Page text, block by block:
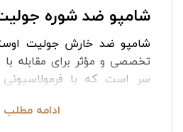
شامپو ضد شوره
شامپو ضد خارش جولیت
تخصصی و مؤثر برای مقابله
سر است که با فرمولاسیونی
انواع موها، از جمله موهای
ادامه